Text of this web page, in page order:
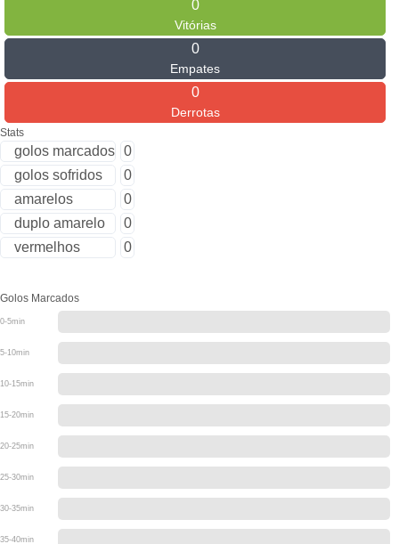
0
Vitórias
0
Empates
0
Derrotas
Stats
golos marcados 0
golos sofridos
0
amarelos
0
duplo amarelo
0
vermelhos
0
Golos Marcados
0-5min
5-10min
10-15min
15-20min
20-25min
25-30min
30-35min
35-40min